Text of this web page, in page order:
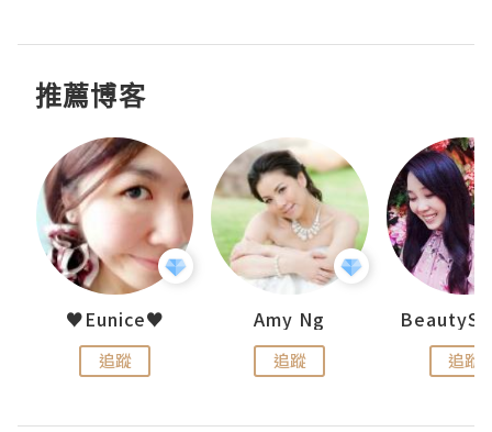
推薦博客
♥Eunice♥
追蹤
Amy Ng
追蹤 追蹤